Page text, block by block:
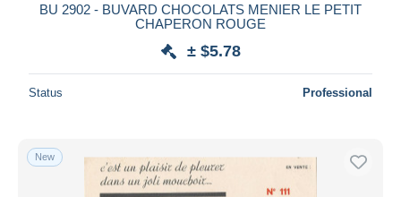
BU 2902 - BUVARD CHOCOLATS MENIER LE PETIT
CHAPERON ROUGE
± $5.78
Status Professional
New